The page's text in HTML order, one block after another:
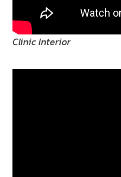
Clinic Interior